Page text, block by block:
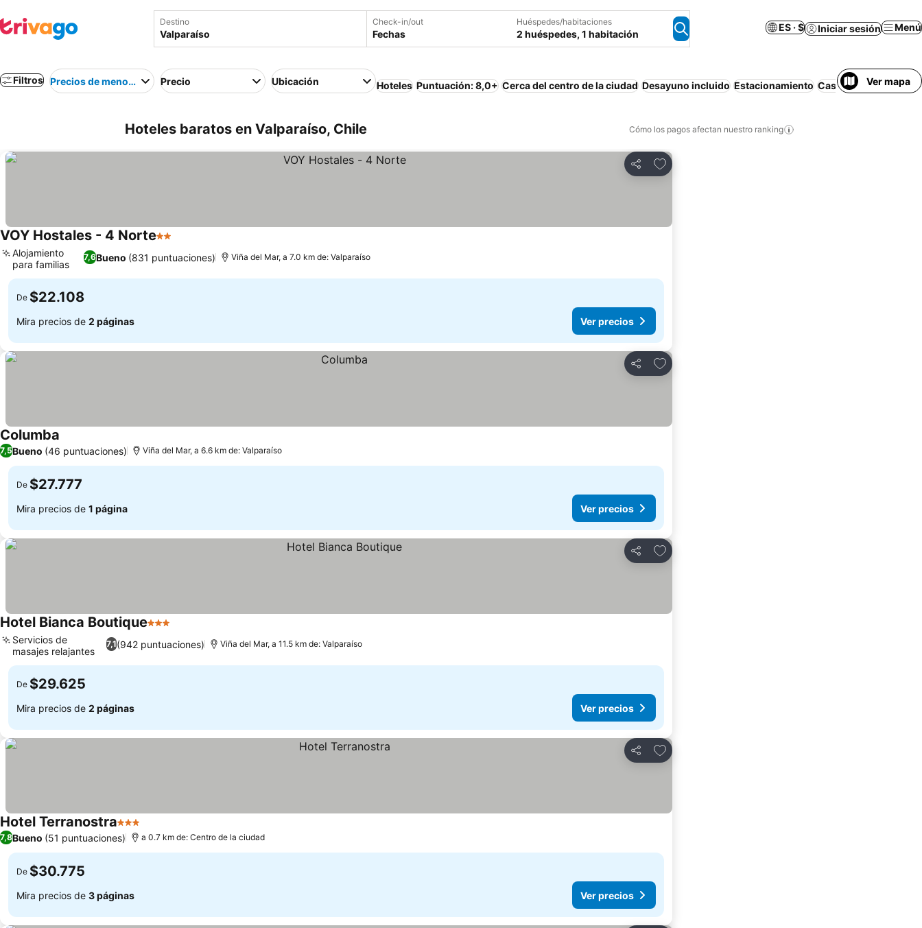
Destino Check-in/out
Fechas
Huéspedes/habitaciones
2 huéspedes, 1 habitación
ES · $ Iniciar sesión Menú
Filtros Precios de menor a mayorPrecio Ubicación Hoteles Puntuación: 8,0+ Cerca del centro de la ciudad Desayuno incluido Estacionamiento Casa o apartamento
Ver mapa
Hoteles baratos en Valparaíso, Chile Cómo los pagos afectan nuestro ranking
Compartir
Agregar a favoritos
VOY Hostales - 4 Norte2 Estrellas
7,6Bueno (831 puntuaciones)
Alojamiento
para familias
Viña del Mar, a 7.0 km de: Valparaíso
De $22.108
Mira precios de 2 páginas Ver precios
Compartir
Agregar a favoritos
Columba
7,5Bueno (46 puntuaciones) Viña del Mar, a 6.6 km de: Valparaíso
De $27.777
Mira precios de 1 página Ver precios
Compartir
Agregar a favoritos
Hotel Bianca Boutique3 Estrellas
7,1(942 puntuaciones)
Servicios de
masajes relajantes
Viña del Mar, a 11.5 km de: Valparaíso
De $29.625
Mira precios de 2 páginas Ver precios
Compartir
Agregar a favoritos
Hotel Terranostra3 Estrellas
7,8Bueno (51 puntuaciones) a 0.7 km de: Centro de la ciudad
De $30.775
Mira precios de 3 páginas Ver precios